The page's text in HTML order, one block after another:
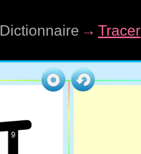
Dictionnaire → Tracer